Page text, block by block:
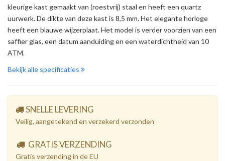
kleurige kast gemaakt van (roestvrij) staal en heeft een quartz
uurwerk. De dikte van deze kast is 8,5 mm. Het elegante horloge
heeft een blauwe wijzerplaat. Het model is verder voorzien van een
saffier glas, een datum aanduiding en een waterdichtheid van 10
ATM.
Bekijk alle specificaties
SNELLE LEVERING
Veilig, aangetekend en verzekerd verzonden
GRATIS VERZENDING
Gratis verzending in de EU